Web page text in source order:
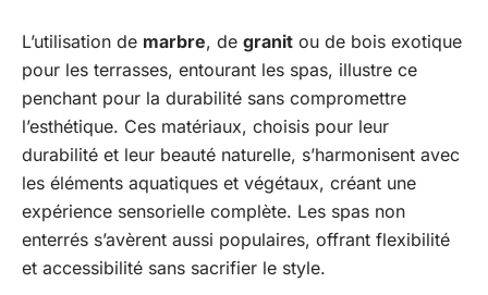
L’utilisation de marbre, de granit ou de bois exotique
pour les terrasses, entourant les spas, illustre ce
penchant pour la durabilité sans compromettre
l’esthétique. Ces matériaux, choisis pour leur
durabilité et leur beauté naturelle, s’harmonisent avec
les éléments aquatiques et végétaux, créant une
expérience sensorielle complète. Les spas non
enterrés s’avèrent aussi populaires, offrant flexibilité
et accessibilité sans sacrifier le style.